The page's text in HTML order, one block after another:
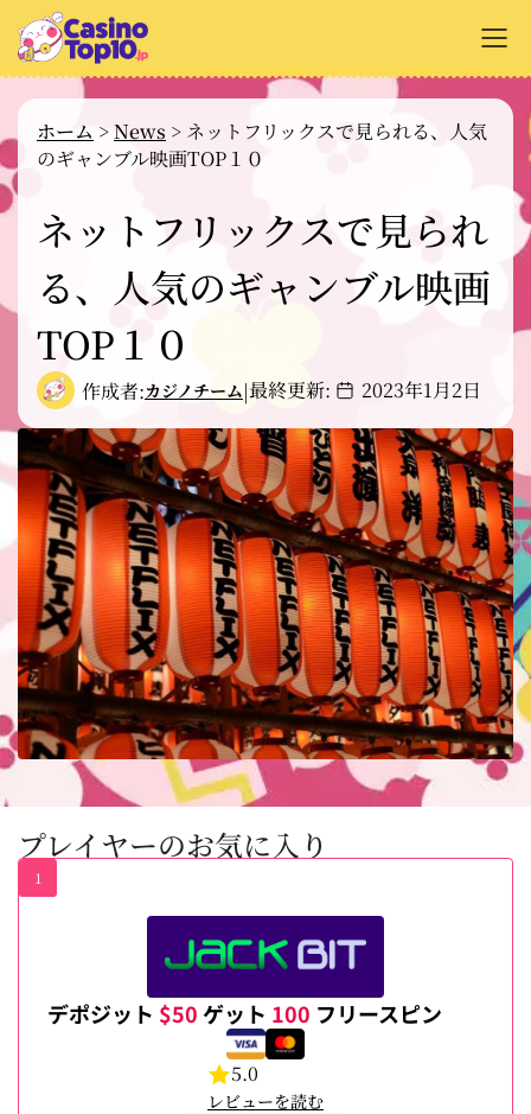
カジノサイトのレビュー
支払い方法
カジノゲーム解説
ホーム >News > ネットフリックスで見られる、人気
のギャンブル映画TOP１０
ネットフリックスで見られ
る、人気のギャンブル映画
TOP１０
作成者:カジノチーム|最終更新: 2023年1月2日
プレイヤーのお気に入り
1
デポジット $50ゲット 100 フリースピン
5.0
レビューを読む